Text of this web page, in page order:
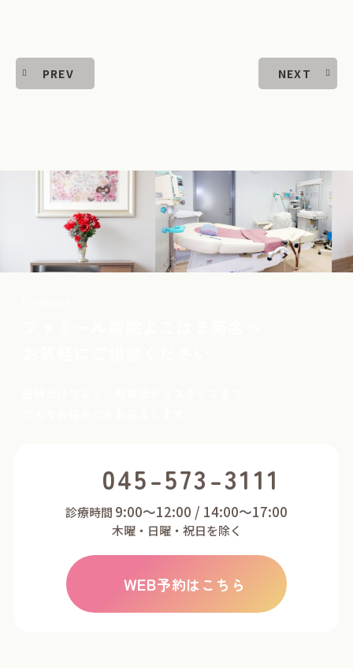
PREV NEXT
045-573-3111
診療時間 9:00～12:00 / 14:00～17:00
木曜・日曜・祝日を除く
WEB予約はこちら